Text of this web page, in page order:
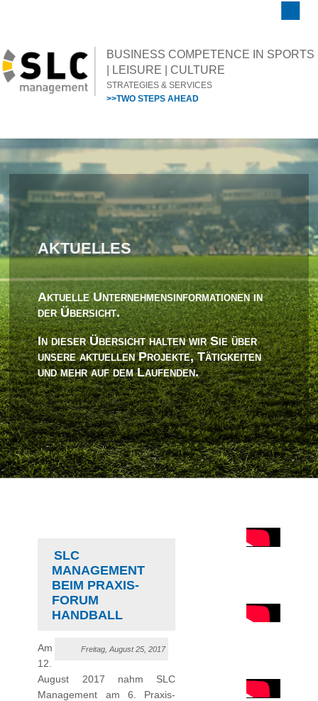
BUSINESS COMPETENCE IN SPORTS
| LEISURE | CULTURE
STRATEGIES & SERVICES
>>TWO STEPS AHEAD
AKTUELLES
Aktuelle Unternehmensinformationen in
der Übersicht.
In dieser Übersicht halten wir Sie über
unsere aktuellen Projekte, Tätigkeiten
und mehr auf dem Laufenden.
SLC
MANAGEMENT
BEIM PRAXIS-
FORUM
HANDBALL
Freitag, August 25, 2017
Am
12.
August 2017 nahm SLC
Management am 6. Praxis-